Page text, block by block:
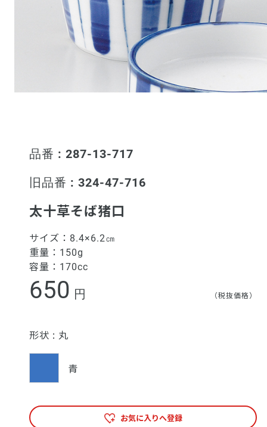
品番 : 287-13-717
旧品番 : 324-47-716
太十草そば猪口
サイズ： 8.4×6.2㎝
重量： 150g
容量： 170cc
650 円 （税抜価格）
形状 : 丸
青
お気に入りへ登録